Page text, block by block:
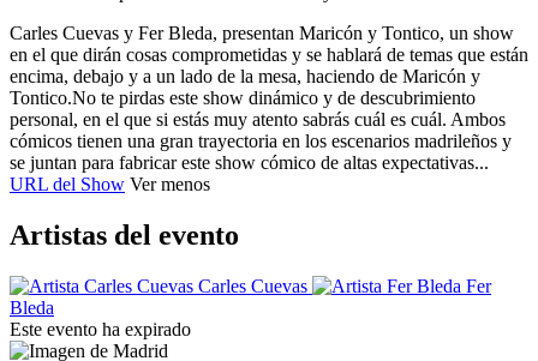
Carles Cuevas y Fer Bleda, presentan Maricón y Tontico, un show
en el que dirán cosas comprometidas y se hablará de temas que están
encima, debajo y a un lado de la mesa, haciendo de Maricón y
Tontico.No te pirdas este show dinámico y de descubrimiento
personal, en el que si estás muy atento sabrás cuál es cuál. Ambos
cómicos tienen una gran trayectoria en los escenarios madrileños y
se juntan para fabricar este show cómico de altas expectativas...
URL del Show Ver menos
Artistas del evento
Carles Cuevas
Fer
Bleda
Este evento ha expirado